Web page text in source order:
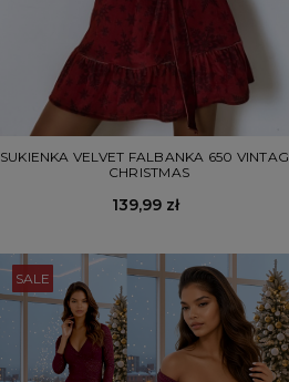
SUKIENKA VELVET FALBANKA 650
CHRISTMAS
139,99 zł
SALE